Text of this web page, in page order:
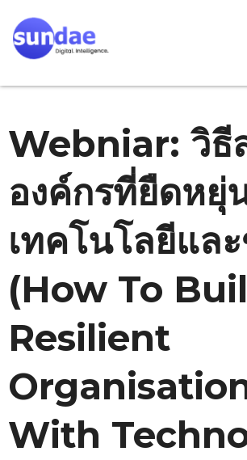
Webniar: วิธี
องค์กรที่ยืดหยุ่
เทคโนโลยีแล
(How To
Resilient
With